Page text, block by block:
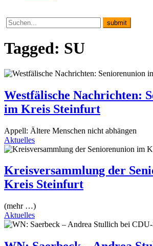
Tagged: SU
Westfälische Nachrichten:
im Kreis Steinfurt
Appell: Ältere Menschen nicht abhängen
Aktuelles
Kreisversammlung der
Kreis Steinfurt
(mehr …)
Aktuelles